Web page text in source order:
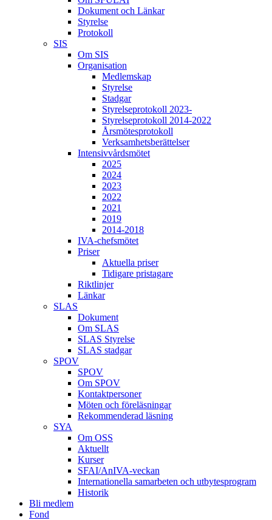
Dokument och Länkar
Styrelse
Protokoll
SIS
Om SIS
Organisation
Medlemskap
Styrelse
Stadgar
Styrelseprotokoll 2023-
Styrelseprotokoll 2014-2022
Årsmötesprotokoll
Verksamhetsberättelser
Intensivvårdsmötet
2025
2024
2023
2022
2021
2019
2014-2018
IVA-chefsmötet
Priser
Aktuella priser
Tidigare pristagare
Riktlinjer
Länkar
SLAS
Dokument
Om SLAS
SLAS Styrelse
SLAS stadgar
SPOV
SPOV
Om SPOV
Kontaktpersoner
Möten och föreläsningar
Rekommenderad läsning
SYA
Om OSS
Aktuellt
Kurser
SFAI/AnIVA-veckan
Internationella samarbeten och utbytesprogram
Historik
Bli medlem
Fond